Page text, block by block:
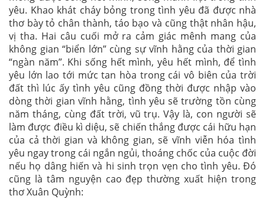
yêu. Khao khát cháy bỏng trong tình yêu đã được nhà
thơ bày tỏ chân thành, táo bạo và cũng thật nhân hậu,
vị tha. Hai câu cuối mở ra cảm giác mênh mang của
không gian “biển lớn” cùng sự vĩnh hằng của thời gian
“ngàn năm”. Khi sống hết mình, yêu hết mình, để tình
yêu lớn lao tới mức tan hòa trong cái vô biên của trời
đất thì lúc ấy tình yêu cũng đồng thời được nhập vào
dòng thời gian vĩnh hằng, tình yêu sẽ trường tồn cùng
năm tháng, cùng đất trời, vũ trụ. Vậy là, con người sẽ
làm được điều kì diệu, sẽ chiến thắng được cái hữu hạn
của cả thời gian và không gian, sẽ vĩnh viễn hóa tình
yêu ngay trong cái ngắn ngủi, thoáng chốc của cuộc đời
nếu họ dâng hiến và hi sinh trọn vẹn cho tình yêu. Đó
cũng là tâm nguyện cao đẹp thường xuất hiện trong
thơ Xuân Quỳnh: